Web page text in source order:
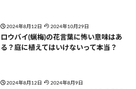
2024年8月12日 2024年10月29日
ロウバイ(蝋梅)の花言葉に怖い意味はあ
る？庭に植えてはいけないって本当？
2024年8月12日 2024年8月9日